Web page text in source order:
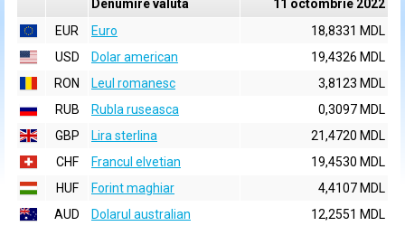
Denumire valuta
11 octombrie 2022
EUR
Euro
18,8331 MDL
USD
Dolar american
19,4326 MDL
RON
Leul romanesc
3,8123 MDL
RUB
Rubla ruseasca
0,3097 MDL
GBP
Lira sterlina
21,4720 MDL
CHF
Francul elvetian
19,4530 MDL
HUF
Forint maghiar
4,4107 MDL
AUD
Dolarul australian
12,2551 MDL